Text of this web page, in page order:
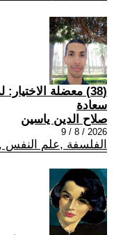
(38) معضلة
سعادة
صلاح الدين ياسين
2026 / 8 / 9
الفلسفة ,علم النفس